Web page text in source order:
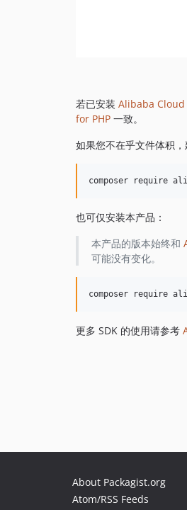
若已安装 Alibaba Cloud
for PHP 一致。
如果您不在乎文件体积
也可仅安装本产品：
本产品的版本始终和
可能没有变化。
更多 SDK 的使用请参考
About Packagist.org
Atom/RSS Feeds